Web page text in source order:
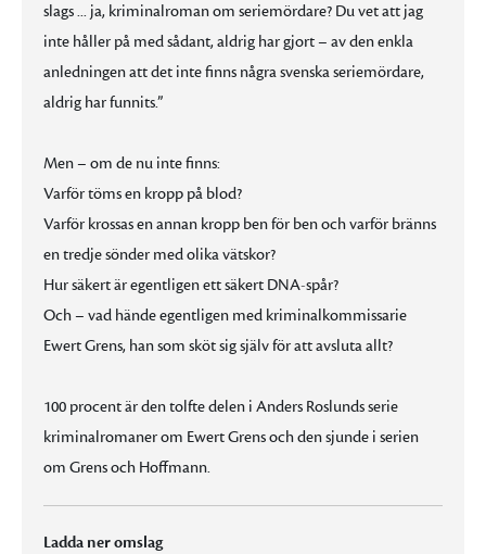
slags ... ja, kriminalroman om seriemördare? Du vet att jag
inte håller på med sådant, aldrig har gjort – av den enkla
anledningen att det inte finns några svenska seriemördare,
aldrig har funnits.”
Men – om de nu inte finns:
Varför töms en kropp på blod?
Varför krossas en annan kropp ben för ben och varför bränns
en tredje sönder med olika vätskor?
Hur säkert är egentligen ett säkert DNA-spår?
Och – vad hände egentligen med kriminalkommissarie
Ewert Grens, han som sköt sig själv för att avsluta allt?
100 procent är den tolfte delen i Anders Roslunds serie
kriminalromaner om Ewert Grens och den sjunde i serien
om Grens och Hoffmann.
Ladda ner omslag